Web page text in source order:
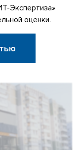
Экспертиза»
оценки.